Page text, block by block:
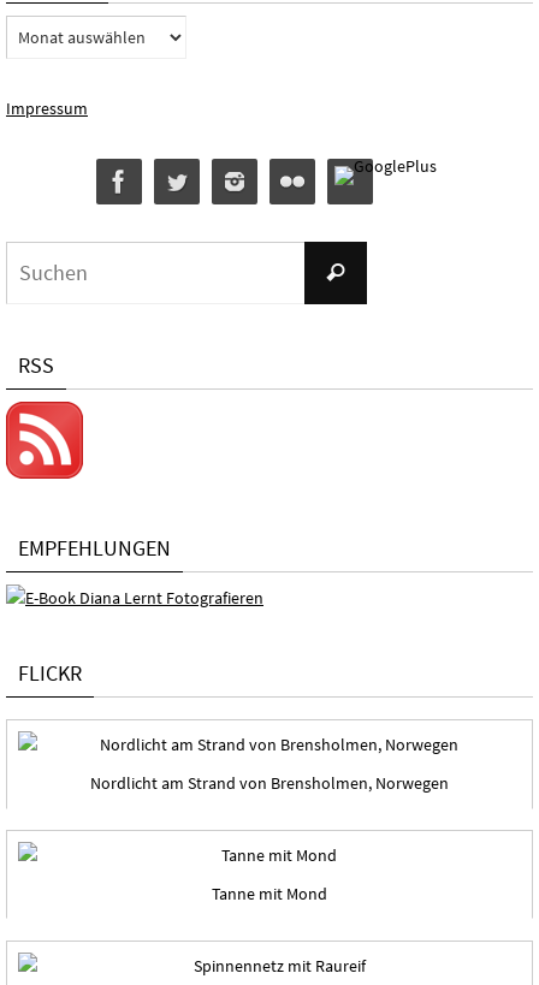
Archive
Impressum
Suchen
RSS
EMPFEHLUNGEN
FLICKR
Nordlicht am Strand von Brensholmen, Norwegen
Tanne mit Mond